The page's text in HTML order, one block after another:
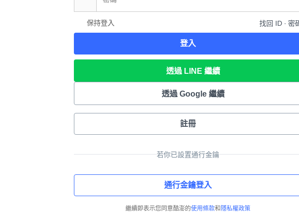
保持登入 找回 ID ∙ 密
登入
透過 LINE 繼續
透過 Google 繼續
註冊
若你已設置通行金鑰
通行金鑰登入
繼續即表示您同意酷澎的使用條款和 隱私權政策